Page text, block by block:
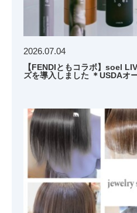
2026.07.04
【FENDIともコラボ】soel
ズを導入しました ＊USDAオ